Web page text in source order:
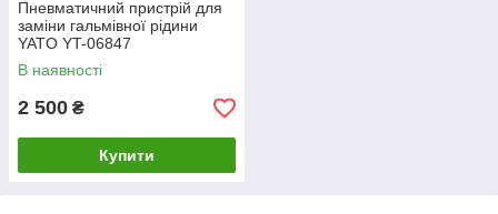
Пневматичний пристрій для
заміни гальмівної рідини
YATO YT-06847
В наявності
2 500 ₴
Купити